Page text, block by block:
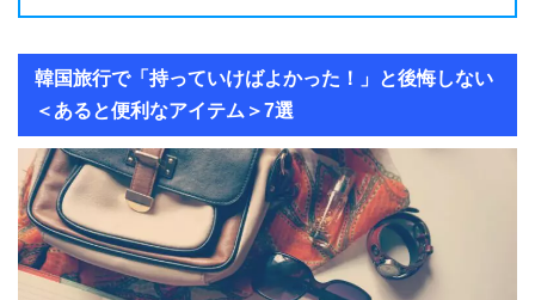
韓国旅行で「持っていけばよかった！」と後悔しない
＜あると便利なアイテム＞7選